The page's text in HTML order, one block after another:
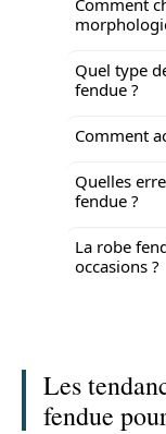
Quel type
fendue ?
Comment
Quelles
fendue ?
La robe
occasions ?
Les
fendue